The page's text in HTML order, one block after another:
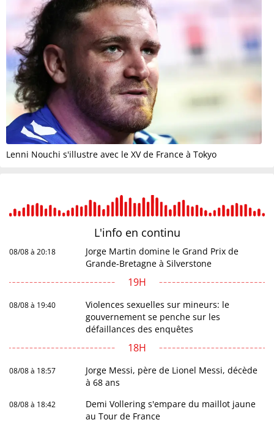
Lenni Nouchi s'illustre avec le XV de France à Tokyo
L'info en continu
08/08 à 20:18
Jorge Martin domine le Grand Prix de
Grande-Bretagne à Silverstone
19H
08/08 à 19:40
Violences sexuelles sur mineurs: le
gouvernement se penche sur les
défaillances des enquêtes
18H
08/08 à 18:57
Jorge Messi, père de Lionel Messi, décède
à 68 ans
08/08 à 18:42
Demi Vollering s'empare du maillot jaune
au Tour de France